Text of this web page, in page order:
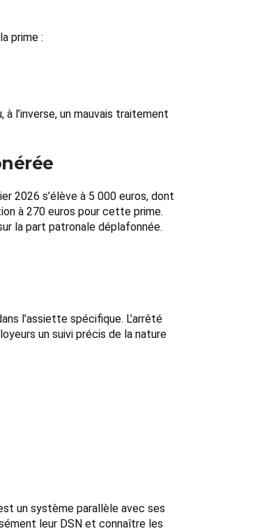
prime :
l’inverse, un mauvais traitement
2026 s’élève à 5 000 euros, dont
à 270 euros pour cette prime.
la part patronale déplafonnée.
l’assiette spécifique. L’arrêté
un suivi précis de la nature
un système parallèle avec ses
leur DSN et connaître les